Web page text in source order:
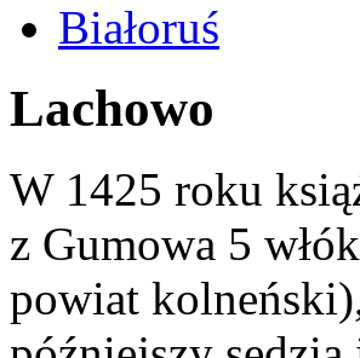
Białoruś
Lachowo
W 1425 roku
z Gumowa 5
powiat